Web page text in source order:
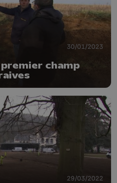
30/01/2023
champ
29/03/2022